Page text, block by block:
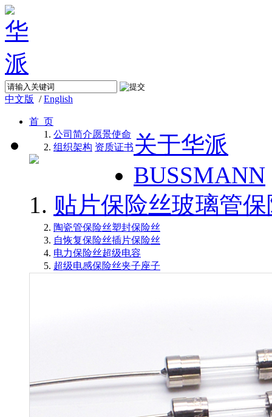
中文版 /English
首 页
关于华派
公司简介愿景使命
组织架构 资质证书
BUSSMANN
贴片保险丝玻璃管
陶瓷管保险丝塑封保险丝
自恢复保险丝插片保险丝
电力保险丝超级电容
超级电感保险丝夹子座子